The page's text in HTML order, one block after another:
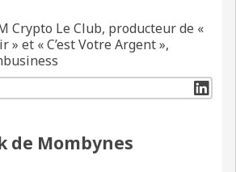
Crypto Le Club, producteur de «
et « C’est Votre Argent »,
de Mombynes